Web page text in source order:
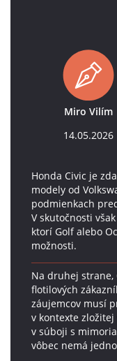
Miro Vilím
14.05.2026
Honda Civic je
modely od
podmienkach
V skutočnosti
ktorí Golf alebo
možnosti.
Na druhej strane,
flotilových
záujemcov musí
v kontexte
v súboji s
vôbec nemá